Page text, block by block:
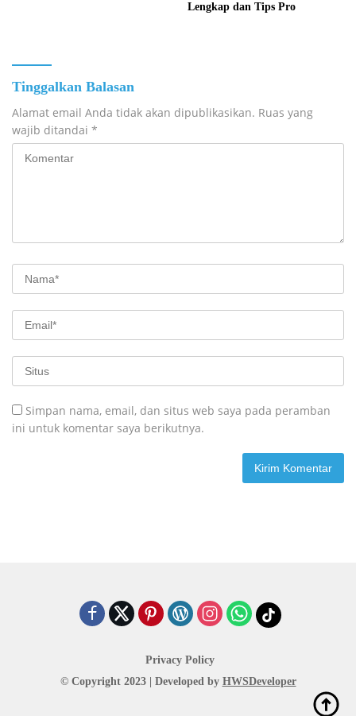
Lengkap dan Tips Pro
Tinggalkan Balasan
Alamat email Anda tidak akan dipublikasikan. Ruas yang
wajib ditandai *
Simpan nama, email, dan situs web saya pada peramban
ini untuk komentar saya berikutnya.
Privacy Policy
© Copyright 2023 | Developed by HWSDeveloper